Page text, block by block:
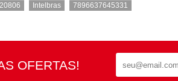
Intelbras 7896637645331
OFERTAS!